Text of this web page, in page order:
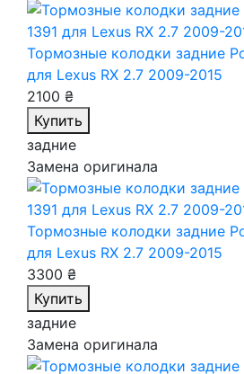
Тормозные колодки задние
для Lexus RX 2.7 2009-2015
2100 ₴
Купить
задние
Замена оригинала
Тормозные колодки задние
для Lexus RX 2.7 2009-2015
3300 ₴
Купить
задние
Замена оригинала